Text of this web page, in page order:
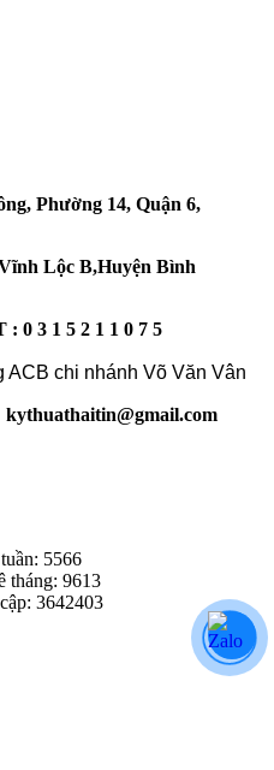
Phường 14, Quận 6,
Lộc B,Huyện Bình
0 3 1 5 2 1 1 0 7 5
ACB chi nhánh Võ Văn Vân
5566
tháng: 9613
3642403